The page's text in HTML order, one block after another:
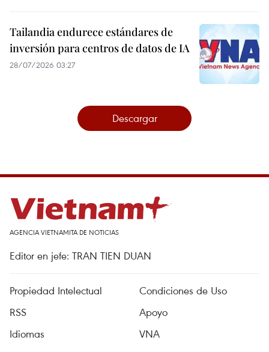
Tailandia endurece estándares de
inversión para centros de datos de IA
28/07/2026 03:27
Descargar
AGENCIA VIETNAMITA DE NOTICIAS
Editor en jefe: TRAN TIEN DUAN
Propiedad Intelectual
Condiciones de Uso
RSS
Apoyo
Idiomas
VNA